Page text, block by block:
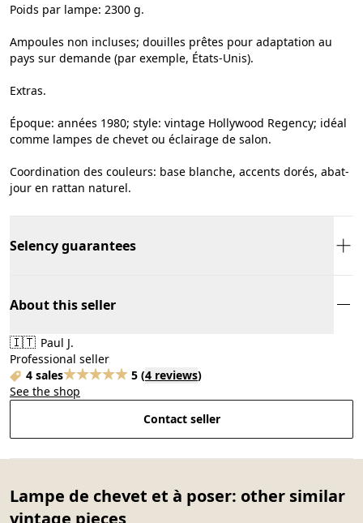
Poids par lampe: 2300 g.
Ampoules non incluses; douilles prêtes pour adaptation au
pays sur demande (par exemple, États-Unis).
Extras.
Époque: années 1980; style: vintage Hollywood Regency; idéal
comme lampes de chevet ou éclairage de salon.
Coordination des couleurs: base blanche, accents dorés, abat-
jour en rattan naturel.
Selency guarantees
About this seller
🇮🇹 Paul J.
Professional seller
4 sales
5 (4 reviews)
See the shop
Contact seller
Lampe de chevet et à poser: other similar
vintage pieces